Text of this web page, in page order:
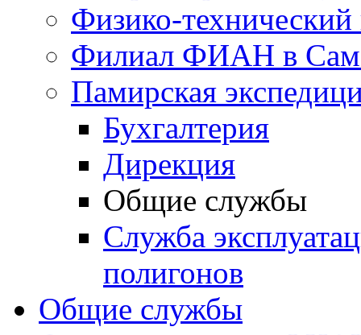
Физико-
Филиал ФИАН в
Памирская
Бухгалтерия
Дирекция
Общие службы
Служба
полигонов
Общие службы